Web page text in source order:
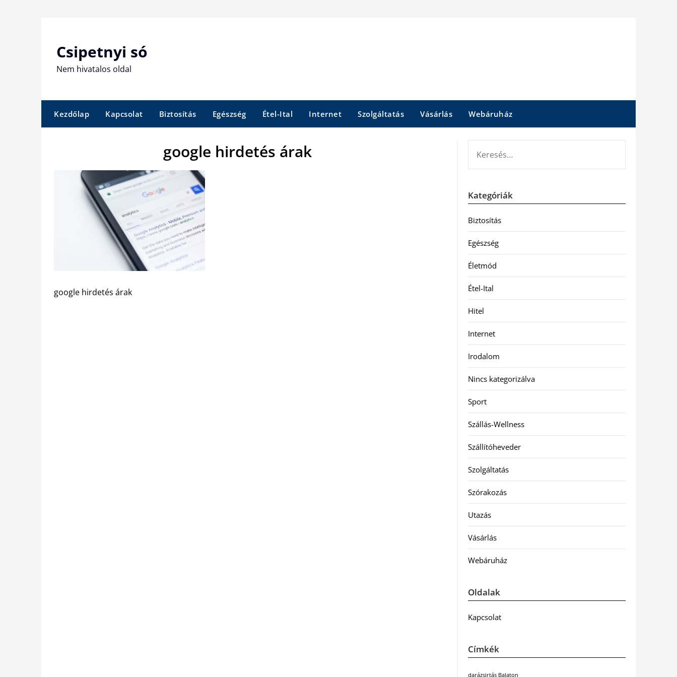
Csipetnyi só
Nem hivatalos oldal
Kezdőlap Kapcsolat Biztosítás Egészség Étel-Ital Internet Szolgáltatás Vásárlás Webáruház
google hirdetés árak
google hirdetés árak
Kategóriák
Biztosítás
Egészség
Életmód
Étel-Ital
Hitel
Internet
Irodalom
Nincs kategorizálva
Sport
Szállás-Wellness
Szállítóheveder
Szolgáltatás
Szórakozás
Utazás
Vásárlás
Webáruház
Oldalak
Kapcsolat
Címkék
darázsirtás Balaton